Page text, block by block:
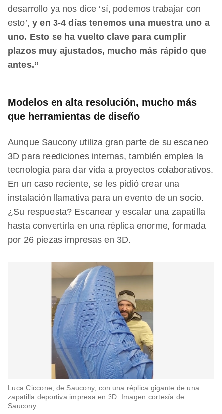
desarrollo ya nos dice ‘sí, podemos trabajar con
esto’, y en 3-4 días tenemos una muestra uno a
uno. Esto se ha vuelto clave para cumplir
plazos muy ajustados, mucho más rápido que
antes.”
Modelos en alta resolución, mucho más
que herramientas de diseño
Aunque Saucony utiliza gran parte de su escaneo
3D para reediciones internas, también emplea la
tecnología para dar vida a proyectos colaborativos.
En un caso reciente, se les pidió crear una
instalación llamativa para un evento de un socio.
¿Su respuesta? Escanear y escalar una zapatilla
hasta convertirla en una réplica enorme, formada
por 26 piezas impresas en 3D.
Luca Ciccone, de Saucony, con una réplica gigante de una
zapatilla deportiva impresa en 3D. Imagen cortesía de
Saucony.